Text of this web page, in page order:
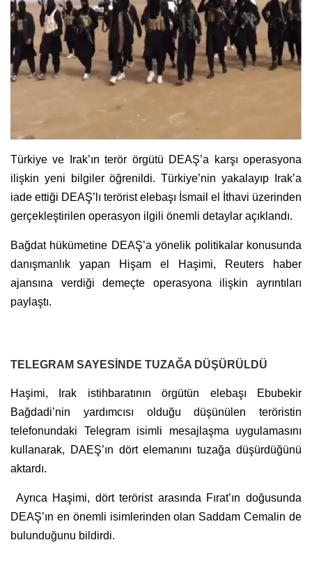
Türkiye ve Irak’ın terör örgütü DEAŞ’a karşı operasyona
ilişkin yeni bilgiler öğrenildi. Türkiye’nin yakalayıp Irak’a
iade ettiği DEAŞ’lı terörist elebaşı İsmail el İthavi üzerinden
gerçekleştirilen operasyon ilgili önemli detaylar açıklandı.
Bağdat hükümetine DEAŞ’a yönelik politikalar konusunda
danışmanlık yapan Hişam el Haşimi, Reuters haber
ajansına verdiği demeçte operasyona ilişkin ayrıntıları
paylaştı.
TELEGRAM SAYESİNDE TUZAĞA DÜŞÜRÜLDÜ
Haşimi, Irak istihbaratının örgütün elebaşı Ebubekir
Bağdadi’nin yardımcısı olduğu düşünülen teröristin
telefonundaki Telegram isimli mesajlaşma uygulamasını
kullanarak, DAEŞ’ın dört elemanını tuzağa düşürdüğünü
aktardı.
Ayrıca Haşimi, dört terörist arasında Fırat’ın doğusunda
DEAŞ’ın en önemli isimlerinden olan Saddam Cemalin de
bulunduğunu bildirdi.